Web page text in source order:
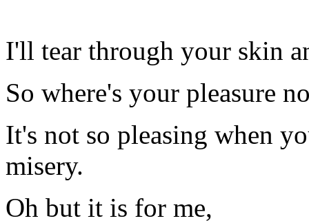
I'll tear through your skin
So where's your pleasure
It's not so pleasing when
misery.
Oh but it is for me,